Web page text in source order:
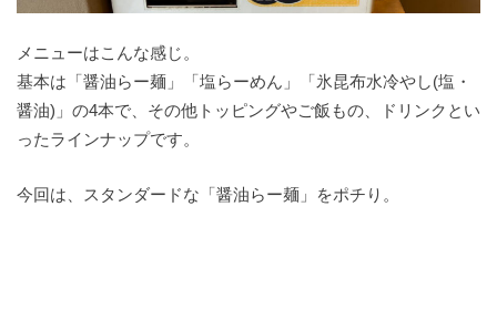
メニューはこんな感じ。
基本は「醤油らー麺」「塩らーめん」「氷昆布水冷やし(塩・
醤油)」の4本で、その他トッピングやご飯もの、ドリンクとい
ったラインナップです。
今回は、スタンダードな「醤油らー麺」をポチり。